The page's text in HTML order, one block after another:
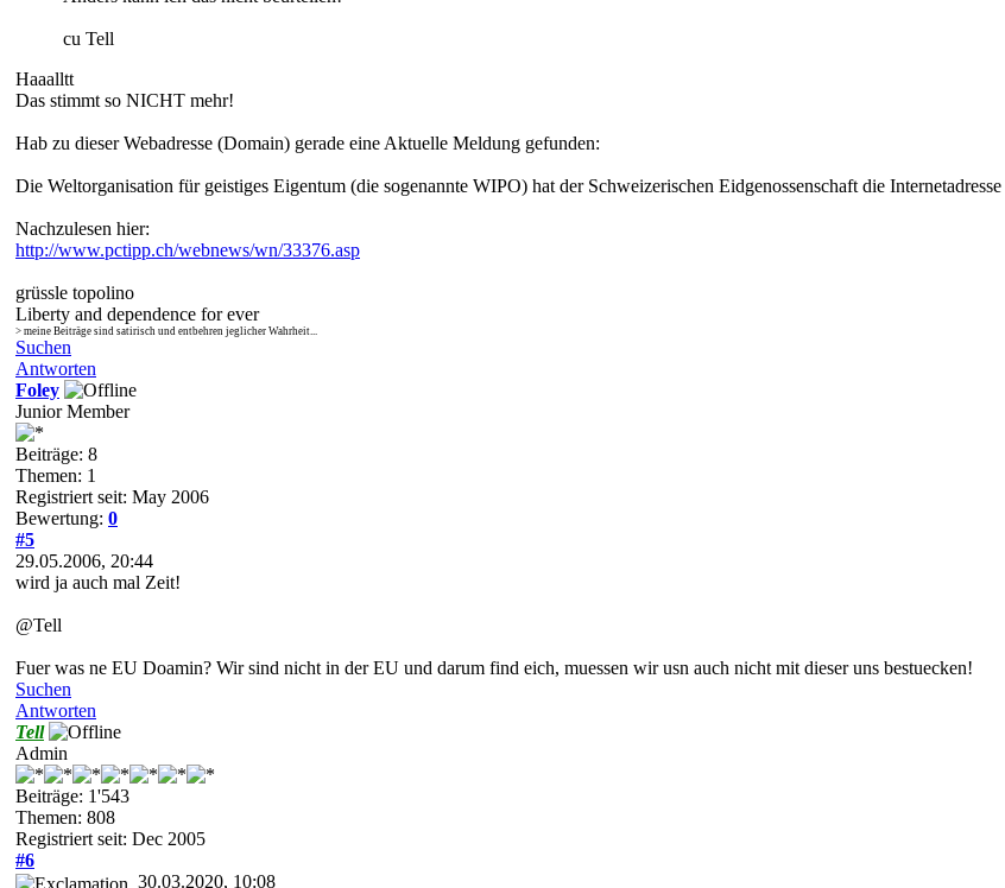
cu Tell
Haaalltt
Das stimmt so NICHT mehr!
Hab zu dieser Webadresse (Domain) gerade eine Aktuelle Meldung gefunden:
Die Weltorganisation für geistiges Eigentum (die sogenannte WIPO) hat der Schweizerischen Eidgenossenschaft die Internetadresse
Nachzulesen hier:
http://www.pctipp.ch/webnews/wn/33376.asp
grüssle topolino
Liberty and dependence for ever
> meine Beiträge sind satirisch und entbehren jeglicher Wahrheit...
Suchen
Antworten
Foley
Junior Member
Beiträge: 8
Themen: 1
Registriert seit: May 2006
Bewertung: 0
#5
29.05.2006, 20:44
wird ja auch mal Zeit!
@Tell
Fuer was ne EU Doamin? Wir sind nicht in der EU und darum find eich, muessen wir usn auch nicht mit dieser uns bestuecken!
Suchen
Antworten
Tell
Admin
Beiträge: 1'543
Themen: 808
Registriert seit: Dec 2005
#6
30.03.2020, 10:08